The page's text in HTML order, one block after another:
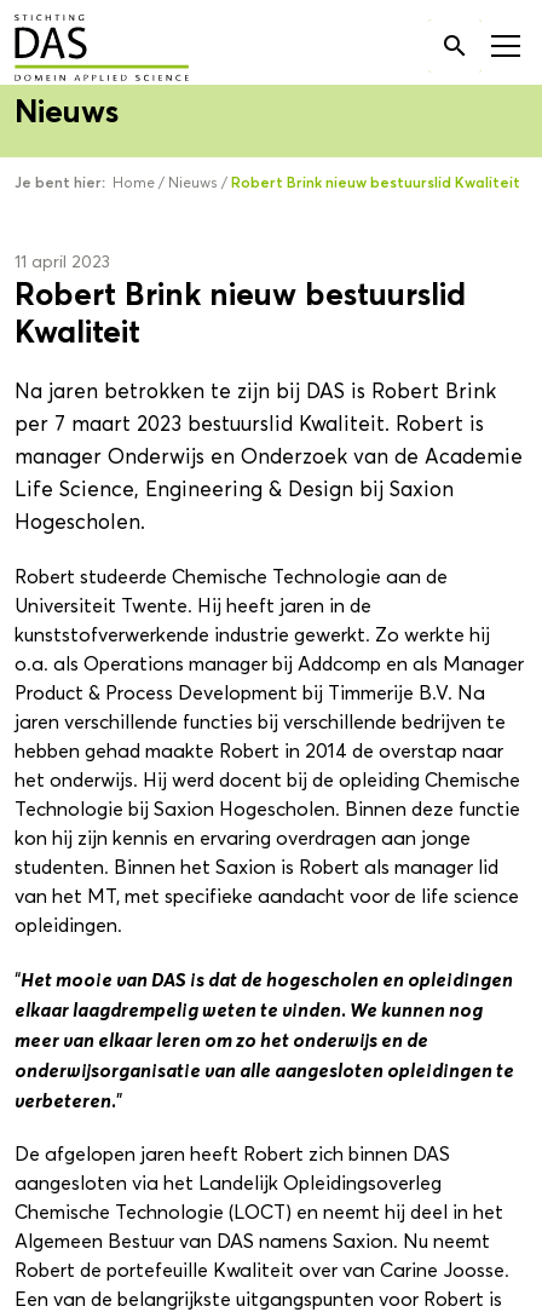
Zoek
naar:

Nieuws
Je bent hier: Home / Nieuws / Robert Brink nieuw bestuurslid Kwaliteit
11 april 2023
Robert Brink nieuw bestuurslid
Kwaliteit
Na jaren betrokken te zijn bij DAS is Robert Brink
per 7 maart 2023 bestuurslid Kwaliteit. Robert is
manager Onderwijs en Onderzoek van de Academie
Life Science, Engineering & Design bij Saxion
Hogescholen.
Robert studeerde Chemische Technologie aan de
Universiteit Twente. Hij heeft jaren in de
kunststofverwerkende industrie gewerkt. Zo werkte hij
o.a. als Operations manager bij Addcomp en als Manager
Product & Process Development bij Timmerije B.V. Na
jaren verschillende functies bij verschillende bedrijven te
hebben gehad maakte Robert in 2014 de overstap naar
het onderwijs. Hij werd docent bij de opleiding Chemische
Technologie bij Saxion Hogescholen. Binnen deze functie
kon hij zijn kennis en ervaring overdragen aan jonge
studenten. Binnen het Saxion is Robert als manager lid
van het MT, met specifieke aandacht voor de life science
opleidingen.
“Het mooie van DAS is dat de hogescholen en opleidingen
elkaar laagdrempelig weten te vinden. We kunnen nog
meer van elkaar leren om zo het onderwijs en de
onderwijsorganisatie van alle aangesloten opleidingen te
verbeteren.”
De afgelopen jaren heeft Robert zich binnen DAS
aangesloten via het Landelijk Opleidingsoverleg
Chemische Technologie (LOCT) en neemt hij deel in het
Algemeen Bestuur van DAS namens Saxion. Nu neemt
Robert de portefeuille Kwaliteit over van Carine Joosse.
Een van de belangrijkste uitgangspunten voor Robert is